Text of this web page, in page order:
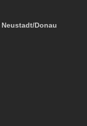
Donau